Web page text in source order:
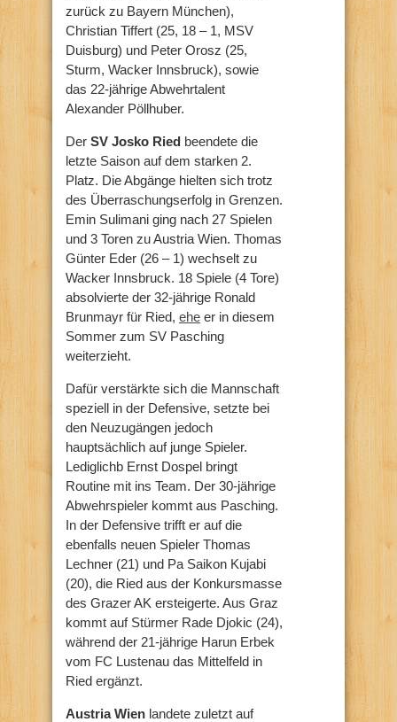
zurück zu Bayern München),
Christian Tiffert (25, 18 – 1, MSV
Duisburg) und Peter Orosz (25,
Sturm, Wacker Innsbruck), sowie
das 22-jährige Abwehrtalent
Alexander Pöllhuber.
Der SV Josko Ried beendete die
letzte Saison auf dem starken 2.
Platz. Die Abgänge hielten sich trotz
des Überraschungserfolg in Grenzen.
Emin Sulimani ging nach 27 Spielen
und 3 Toren zu Austria Wien. Thomas
Günter Eder (26 – 1) wechselt zu
Wacker Innsbruck. 18 Spiele (4 Tore)
absolvierte der 32-jährige Ronald
Brunmayr für Ried, ehe er in diesem
Sommer zum SV Pasching
weiterzieht.
Dafür verstärkte sich die Mannschaft
speziell in der Defensive, setzte bei
den Neuzugängen jedoch
hauptsächlich auf junge Spieler.
Lediglichb Ernst Dospel bringt
Routine mit ins Team. Der 30-jährige
Abwehrspieler kommt aus Pasching.
In der Defensive trifft er auf die
ebenfalls neuen Spieler Thomas
Lechner (21) und Pa Saikon Kujabi
(20), die Ried aus der Konkursmasse
des Grazer AK ersteigerte. Aus Graz
kommt auf Stürmer Rade Djokic (24),
während der 21-jährige Harun Erbek
vom FC Lustenau das Mittelfeld in
Ried ergänzt.
Austria Wien landete zuletzt auf